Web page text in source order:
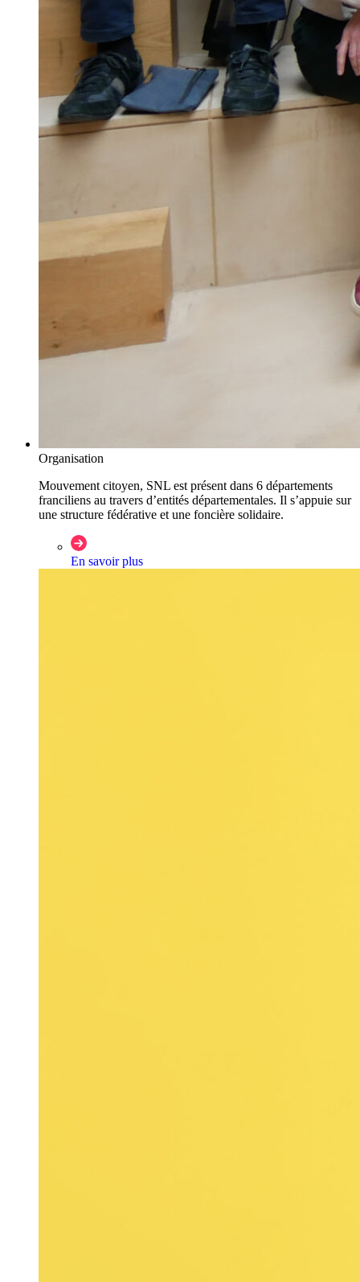
Organisation
Mouvement citoyen, SNL est présent dans 6 départements
franciliens au travers d’entités départementales. Il s’appuie sur
une structure fédérative et une foncière solidaire.
En savoir plus